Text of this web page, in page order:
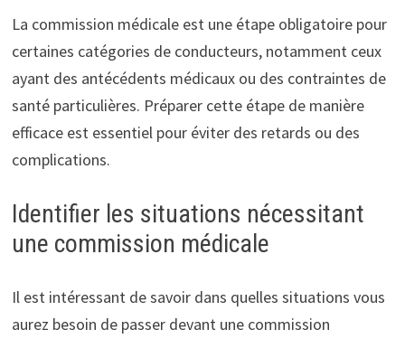
La commission médicale est une étape obligatoire pour
certaines catégories de conducteurs, notamment ceux
ayant des antécédents médicaux ou des contraintes de
santé particulières. Préparer cette étape de manière
efficace est essentiel pour éviter des retards ou des
complications.
Identifier les situations nécessitant
une commission médicale
Il est intéressant de savoir dans quelles situations vous
aurez besoin de passer devant une commission